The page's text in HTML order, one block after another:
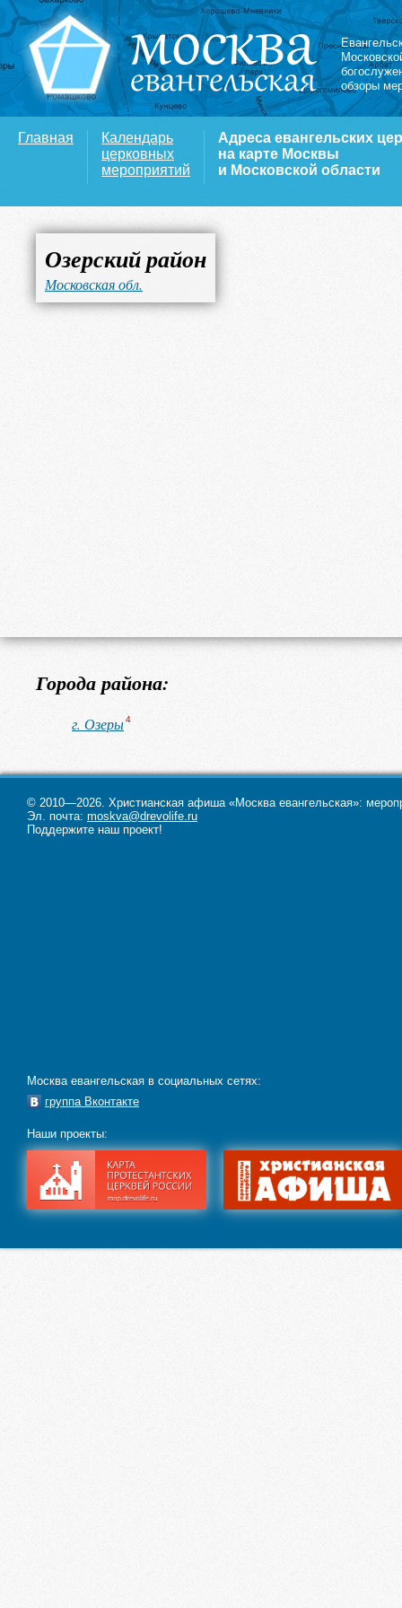
обзоры
Главная
Календарь
церковных
мероприятий
Адреса евангельских
на карте Москвы
и Московской области
Озерский район
Московская обл.
Города района:
г. Озеры4
© 2010—2026. Христианская афиша «Москва евангельская»:
Эл. почта: moskva@drevolife.ru
Поддержите наш проект!
Москва евангельская в социальных сетях:
группа Вконтакте
Наши проекты: